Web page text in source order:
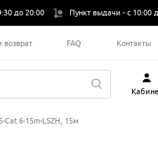
до 20:00 Пункт выдачи -с 10:00
возврат FAQ Контакты
Cat.6-15m-LSZH, 15м